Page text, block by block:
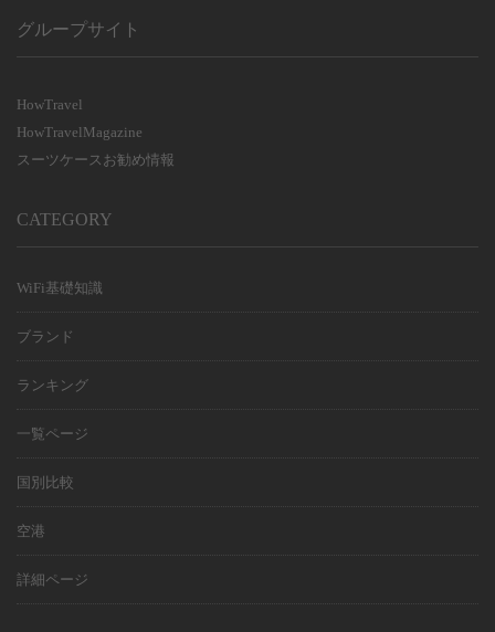
グループサイト
HowTravel
HowTravelMagazine
スーツケースお勧め情報
CATEGORY
WiFi基礎知識
ブランド
ランキング
一覧ページ
国別比較
空港
詳細ページ